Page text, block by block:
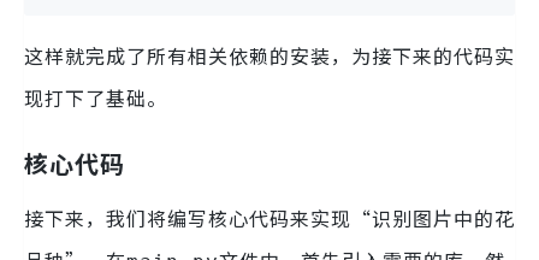
这样就完成了所有相关依赖的安装，为接下来的代码实
现打下了基础。
核心代码
接下来，我们将编写核心代码来实现“识别图片中的花